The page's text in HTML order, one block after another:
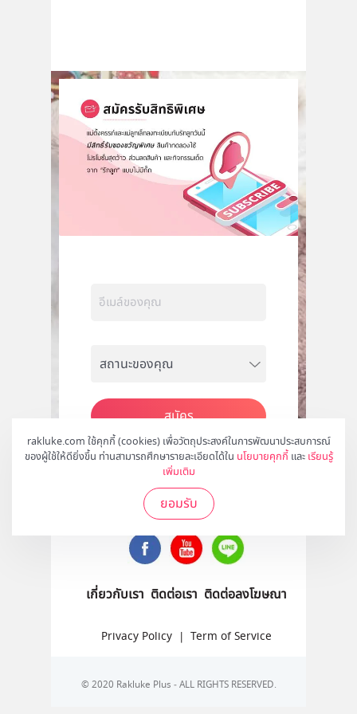
rakluke.com ใช้คุกกี้ (cookies) เพื่อวัตถุประสงค์ในการพัฒนาประสบการณ์
ของผู้ใช้ให้ดียิ่งขึ้น ท่านสามารถศึกษารายละเอียดได้ใน นโยบายคุกกี้ และ เรียนรู้
เพิ่มเติม
ยอมรับ
สมัคร
ติดตามเราได้ที่
เกี่ยวกับเรา ติดต่อเรา ติดต่อลงโฆษณา
Privacy Policy | Term of Service
© 2020 Rakluke Plus - ALL RIGHTS RESERVED.